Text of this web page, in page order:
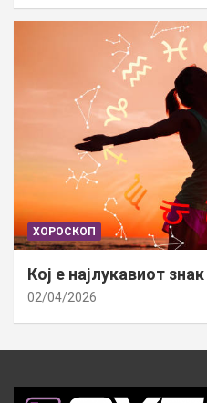
ХОРОСКОП
Кој е најлукавиот
02/04/2026